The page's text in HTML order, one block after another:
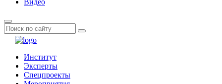
Видео
Институт
Эксперты
Спецпроекты